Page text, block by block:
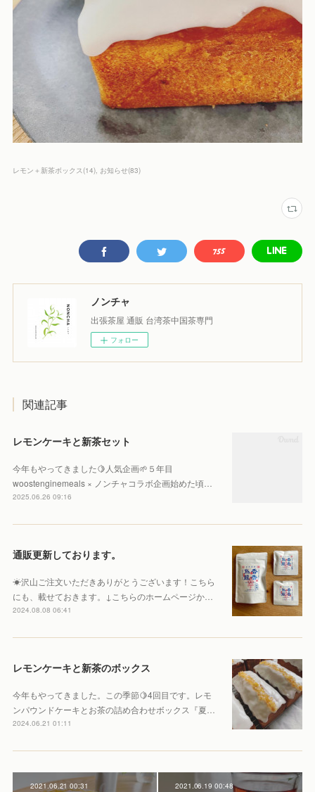
レモン＋新茶ボックス(14) お知らせ(83)
ノンチャ
出張茶屋 通販 台湾茶中国茶専門
フォロー
関連記事
レモンケーキと新茶セット
今年もやってきました🍋人気企画🌱５年目
woostenginemeals × ノンチャコラボ企画始めた頃…
2025.06.26 09:16
通販更新しております。
☀︎沢山ご注文いただきありがとうございます！こちら
にも、載せておきます。↓こちらのホームページか…
2024.08.08 06:41
レモンケーキと新茶のボックス
今年もやってきました。この季節🍋4回目です。レモ
ンパウンドケーキとお茶の詰め合わせボックス『夏…
2024.06.21 01:11
2021.06.21 00:31 2021.06.19 00:48